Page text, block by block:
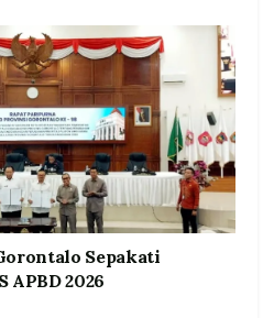
Sepakati
APBD 2026